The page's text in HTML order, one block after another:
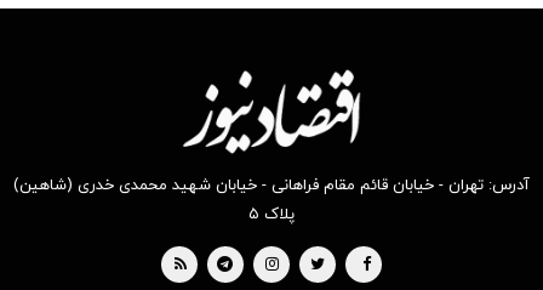
آدرس: تهران - خیابان قائم مقام فراهانی - خیابان شهید محمدی خدری (شاهین)
پلاک ۵